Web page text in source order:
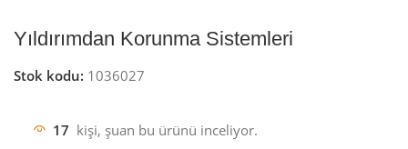
Yıldırımdan Korunma Sistemleri
Stok kodu: 1036027
17 kişi, şuan bu ürünü inceliyor.